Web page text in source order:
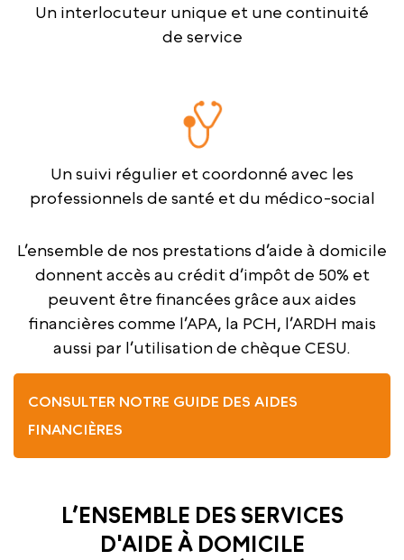
Un interlocuteur unique et une continuité
de service
Un suivi régulier et coordonné avec les
professionnels de santé et du médico-social
L’ensemble de nos prestations d’aide à domicile
donnent accès au crédit d’impôt de 50% et
peuvent être financées grâce aux aides
financières comme l’APA, la PCH, l’ARDH mais
aussi par l’utilisation de chèque CESU.
CONSULTER NOTRE GUIDE DES AIDES
FINANCIÈRES
L’ENSEMBLE DES SERVICES
D'AIDE À DOMICILE